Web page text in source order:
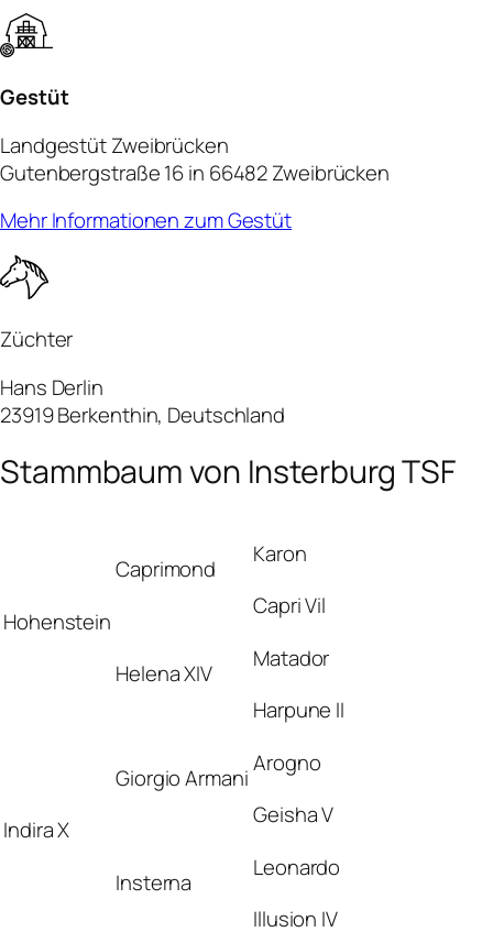
Gestüt
Landgestüt Zweibrücken
Gutenbergstraße 16 in 66482 Zweibrücken
Mehr Informationen zum Gestüt
Züchter
Hans Derlin
23919 Berkenthin, Deutschland
Stammbaum von Insterburg TSF
Hohenstein
Caprimond
Karon
Capri Vil
Helena XIV
Matador
Harpune II
Indira X
Giorgio Armani
Arogno
Geisha V
Insterna
Leonardo
Illusion IV